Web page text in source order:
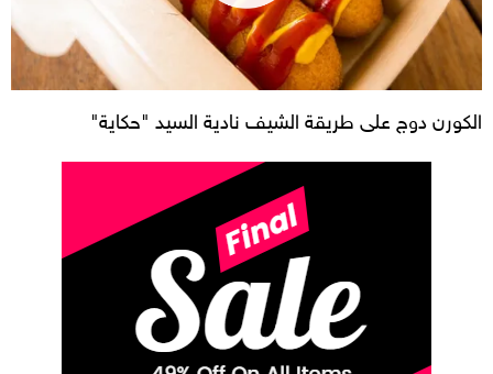
الكورن دوج على طريقة الشيف نادية السيد "حكاية"